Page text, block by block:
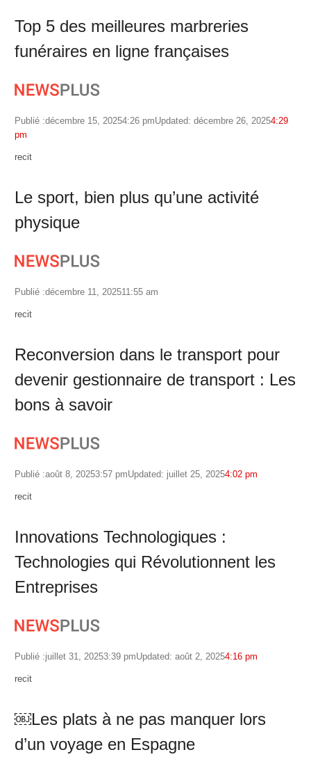
Top 5 des meilleures marbreries
funéraires en ligne françaises
Publié :décembre 15, 20254:26 pmUpdated: décembre 26, 20254:29
pm
Author
recit
Le sport, bien plus qu’une activité
physique
Publié :décembre 11, 202511:55 am
Author
recit
Reconversion dans le transport pour
devenir gestionnaire de transport : Les
bons à savoir
Publié :août 8, 20253:57 pmUpdated: juillet 25, 20254:02 pm
Author
recit
Innovations Technologiques :
Technologies qui Révolutionnent les
Entreprises
Publié :juillet 31, 20253:39 pmUpdated: août 2, 20254:16 pm
Author
recit
￼Les plats à ne pas manquer lors
d’un voyage en Espagne